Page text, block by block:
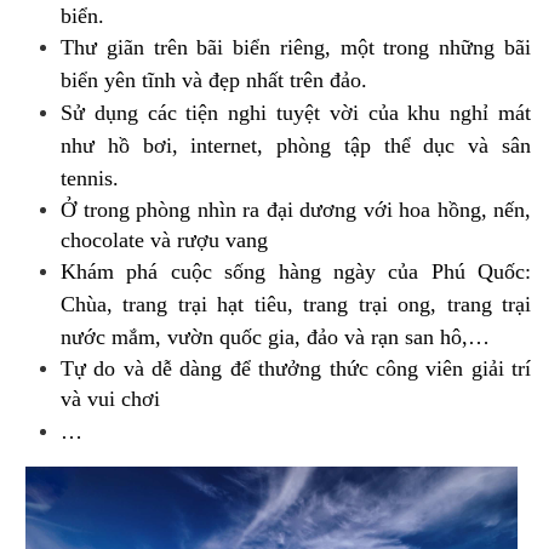
biển.
Thư giãn trên bãi biển riêng, một trong những bãi
biển yên tĩnh và đẹp nhất trên đảo.
Sử dụng các tiện nghi tuyệt vời của khu nghỉ mát
như hồ bơi, internet, phòng tập thể dục và sân
tennis.
Ở trong phòng nhìn ra đại dương với hoa hồng, nến,
chocolate và rượu vang
Khám phá cuộc sống hàng ngày của Phú Quốc:
Chùa, trang trại hạt tiêu, trang trại ong, trang trại
nước mắm, vườn quốc gia, đảo và rạn san hô,…
Tự do và dễ dàng để thưởng thức công viên giải trí
và vui chơi
…